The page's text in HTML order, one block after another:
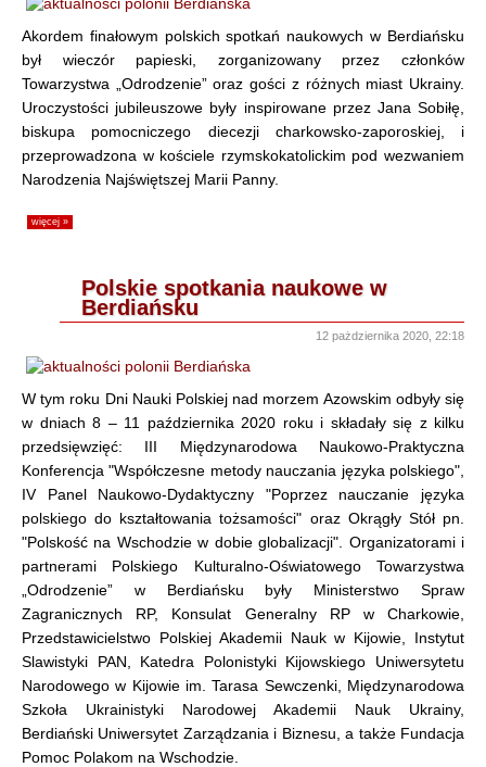
Akordem finałowym polskich spotkań naukowych w Berdiańsku
był wieczór papieski, zorganizowany przez członków
Towarzystwa „Odrodzenie” oraz gości z różnych miast Ukrainy.
Uroczystości jubileuszowe były inspirowane przez Jana Sobiłę,
biskupa pomocniczego diecezji charkowsko-zaporoskiej, i
przeprowadzona w kościele rzymskokatolickim pod wezwaniem
Narodzenia Najświętszej Marii Panny.
więcej »
Polskie spotkania naukowe w
Berdiańsku
12 pażdziernika 2020, 22:18
W tym roku Dni Nauki Polskiej nad morzem Azowskim odbyły się
w dniach 8 – 11 października 2020 roku i składały się z kilku
przedsięwzięć: III Międzynarodowa Naukowo-Praktyczna
Konferencja "Współczesne metody nauczania języka polskiego",
IV Panel Naukowo-Dydaktyczny "Poprzez nauczanie języka
polskiego do kształtowania tożsamości" oraz Okrągły Stół pn.
"Polskość na Wschodzie w dobie globalizacji". Organizatorami i
partnerami Polskiego Kulturalno-Oświatowego Towarzystwa
„Odrodzenie” w Berdiańsku były Ministerstwo Spraw
Zagranicznych RP, Konsulat Generalny RP w Charkowie,
Przedstawicielstwo Polskiej Akademii Nauk w Kijowie, Instytut
Slawistyki PAN, Katedra Polonistyki Kijowskiego Uniwersytetu
Narodowego w Kijowie im. Tarasa Sewczenki, Międzynarodowa
Szkoła Ukrainistyki Narodowej Akademii Nauk Ukrainy,
Berdiański Uniwersytet Zarządzania i Biznesu, a także Fundacja
Pomoc Polakom na Wschodzie.